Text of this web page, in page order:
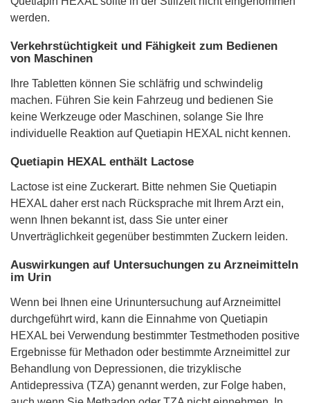
werden.
Verkehrstüchtigkeit und Fähigkeit zum Bedienen
von Maschinen
Ihre Tabletten können Sie schläfrig und schwindelig
machen. Führen Sie kein Fahrzeug und bedienen Sie
keine Werkzeuge oder Maschinen, solange Sie Ihre
individuelle Reaktion auf Quetiapin HEXAL nicht kennen.
Quetiapin HEXAL enthält Lactose
Lactose ist eine Zuckerart. Bitte nehmen Sie Quetiapin
HEXAL daher erst nach Rücksprache mit Ihrem Arzt ein,
wenn Ihnen bekannt ist, dass Sie unter einer
Unverträglichkeit gegenüber bestimmten Zuckern leiden.
Auswirkungen auf Untersuchungen zu Arzneimitteln
im Urin
Wenn bei Ihnen eine Urinuntersuchung auf Arzneimittel
durchgeführt wird, kann die Einnahme von Quetiapin
HEXAL bei Verwendung bestimmter Testmethoden positive
Ergebnisse für Methadon oder bestimmte Arzneimittel zur
Behandlung von Depressionen, die trizyklische
Antidepressiva (TZA) genannt werden, zur Folge haben,